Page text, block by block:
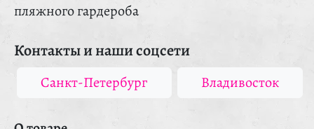
пляжного гардероба
Контакты и наши соцсети
Санкт-Петербург Владивосток